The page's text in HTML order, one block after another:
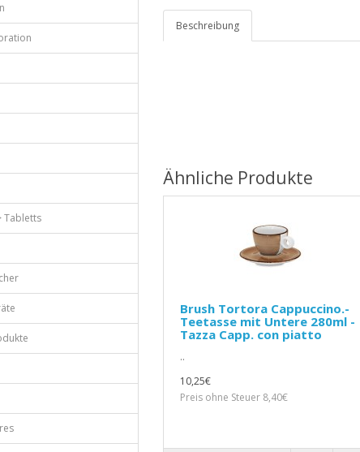
Tabletts
Beschreibung
Ähnliche Produkte
Brush Tortora Cappuccino.-
Teetasse mit Untere 280ml -
Tazza Capp. con piatto
..
10,25€
Preis ohne Steuer 8,40€